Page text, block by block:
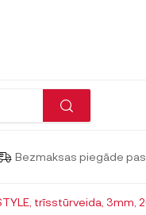
Bezmaksas piegāde
trīsstūrveida, 3mm,